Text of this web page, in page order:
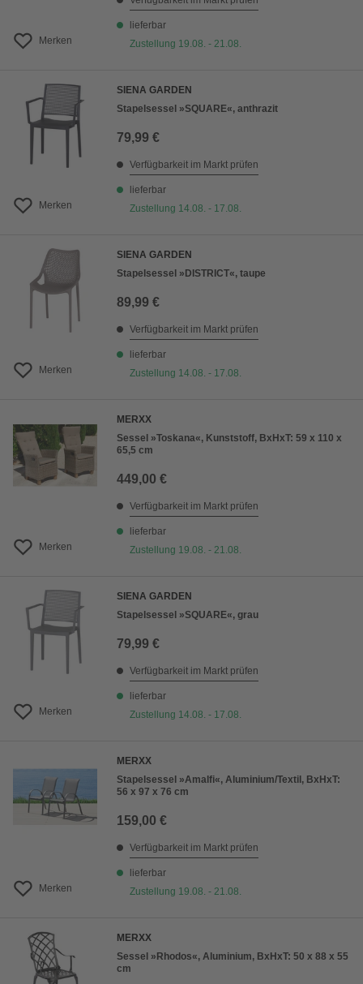
Merken
lieferbar
Zustellung 19.08. - 21.08.
Merken
SIENA GARDEN
Stapelsessel »SQUARE«, anthrazit
79,99 €
Verfügbarkeit im Markt prüfen
lieferbar
Zustellung 14.08. - 17.08.
Merken
SIENA GARDEN
Stapelsessel »DISTRICT«, taupe
89,99 €
Verfügbarkeit im Markt prüfen
lieferbar
Zustellung 14.08. - 17.08.
Merken
MERXX
Sessel »Toskana«, Kunststoff, BxHxT: 59 x 110 x
65,5 cm
449,00 €
Verfügbarkeit im Markt prüfen
lieferbar
Zustellung 19.08. - 21.08.
Merken
SIENA GARDEN
Stapelsessel »SQUARE«, grau
79,99 €
Verfügbarkeit im Markt prüfen
lieferbar
Zustellung 14.08. - 17.08.
Merken
MERXX
Stapelsessel »Amalfi«, Aluminium/Textil, BxHxT:
56 x 97 x 76 cm
159,00 €
Verfügbarkeit im Markt prüfen
lieferbar
Zustellung 19.08. - 21.08.
MERXX
Sessel »Rhodos«, Aluminium, BxHxT: 50 x 88 x 55
cm